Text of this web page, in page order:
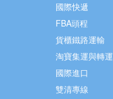
國際快遞
FBA頭程
貨櫃鐵路運輸
淘寶集運與轉運
國際進口
雙清專線